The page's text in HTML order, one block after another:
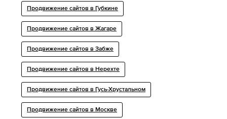
Продвижение сайтов в Губкине
Продвижение сайтов в Жагаре
Продвижение сайтов в Забже
Продвижение сайтов в Нерехте
Продвижение сайтов в Гусь-Хрустальном
Продвижение сайтов в Москве